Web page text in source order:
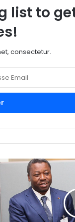
list to
consectetur.